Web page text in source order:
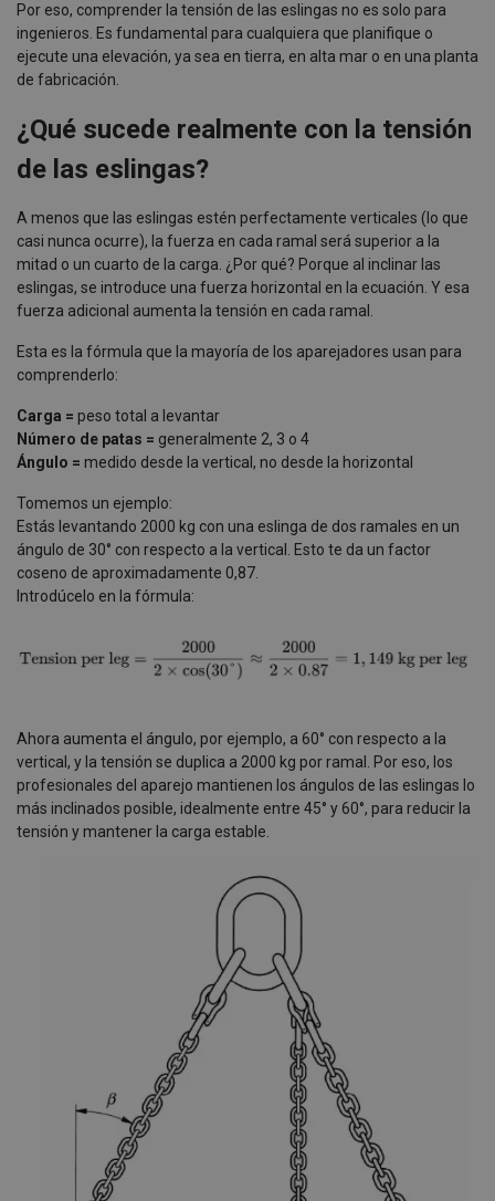
Por eso, comprender la tensión de las eslingas no es solo para
ingenieros. Es fundamental para cualquiera que planifique o
ejecute una elevación, ya sea en tierra, en alta mar o en una planta
de fabricación.
¿Qué sucede realmente con la tensión
de las eslingas?
A menos que las eslingas estén perfectamente verticales (lo que
casi nunca ocurre), la fuerza en cada ramal será superior a la
mitad o un cuarto de la carga. ¿Por qué? Porque al inclinar las
eslingas, se introduce una fuerza horizontal en la ecuación. Y esa
fuerza adicional aumenta la tensión en cada ramal.
Esta es la fórmula que la mayoría de los aparejadores usan para
comprenderlo:
Carga = peso total a levantar
Número de patas = generalmente 2, 3 o 4
Ángulo = medido desde la vertical, no desde la horizontal
Tomemos un ejemplo:
Estás levantando 2000 kg con una eslinga de dos ramales en un
ángulo de 30° con respecto a la vertical. Esto te da un factor
coseno de aproximadamente 0,87.
Introdúcelo en la fórmula:
Ahora aumenta el ángulo, por ejemplo, a 60° con respecto a la
vertical, y la tensión se duplica a 2000 kg por ramal. Por eso, los
profesionales del aparejo mantienen los ángulos de las eslingas lo
más inclinados posible, idealmente entre 45° y 60°, para reducir la
tensión y mantener la carga estable.